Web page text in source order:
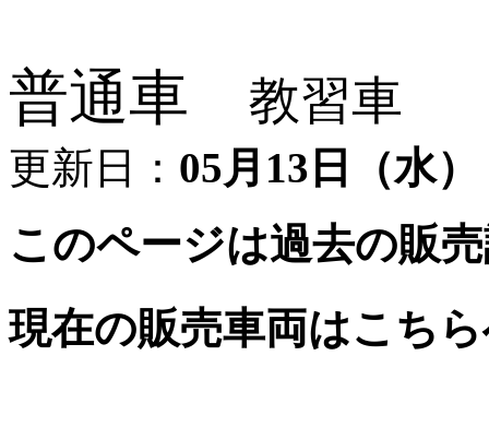
普通車 教習車
更新日： 05月13日（水）
このページは過去の販
現在の販売車両はこち